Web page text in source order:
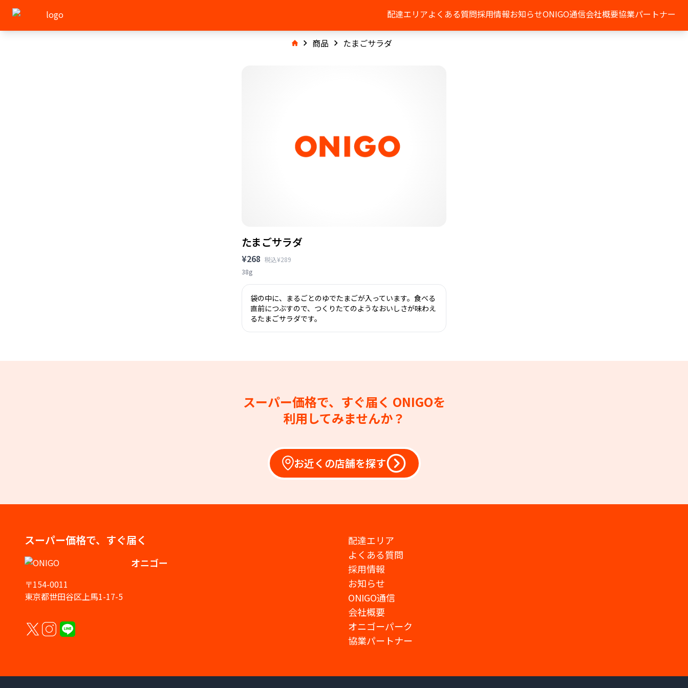
配達エリアよくある質問採用情報お知らせONIGO通信会社概要協業パートナー
商品 たまごサラダ
たまごサラダ
¥268 税込¥289
38g
袋の中に、まるごとのゆでたまごが入っています。食べる
直前につぶすので、つくりたてのようなおいしさが味わえ
るたまごサラダです。
スーパー価格で、すぐ届く ONIGOを
利用してみませんか？
お近くの店舗を探す
スーパー価格で、すぐ届く
オニゴー
〒154-0011
東京都世田谷区上馬1-17-5
配達エリア
よくある質問
採用情報
お知らせ
ONIGO通信
会社概要
オニゴーパーク
協業パートナー